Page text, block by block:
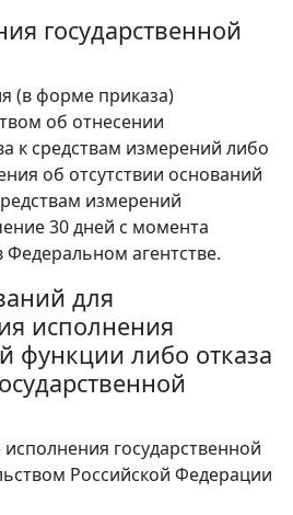
государственной
(в форме приказа)
об отнесении
к средствам измерений либо
об отсутствии оснований
измерений
30 дней с момента
Федеральном агентстве.
для
исполнения
функции либо отказа
государственной
Российской Федерации